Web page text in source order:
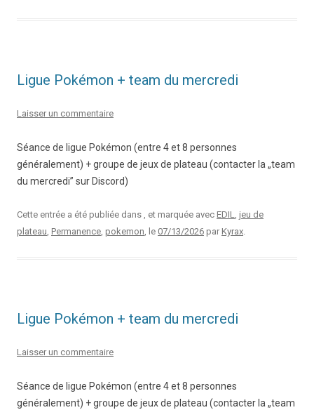
Ligue Pokémon + team du mercredi
Laisser un commentaire
Séance de ligue Pokémon (entre 4 et 8 personnes
généralement) + groupe de jeux de plateau (contacter la „team
du mercredi” sur Discord)
Cette entrée a été publiée dans , et marquée avec EDIL
jeu de
plateau Permanence pokemon , le 07/13/2026 par Kyrax
Ligue Pokémon + team du mercredi
Laisser un commentaire
Séance de ligue Pokémon (entre 4 et 8 personnes
généralement) + groupe de jeux de plateau (contacter la „team